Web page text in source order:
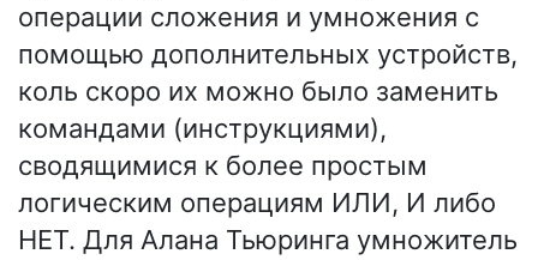
операции сложения и умножения с
помощью дополнительных устройств,
коль скоро их можно было заменить
командами (инструкциями),
сводящимися к более простым
логическим операциям ИЛИ, И либо
НЕТ. Для Алана Тьюринга умножитель